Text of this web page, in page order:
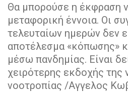
Θα μπορούσε η έκφραση
μεταφορική έννοια. Οι
τελευταίων ημερών δεν
αποτέλεσμα «κόπωσης»
μέσω πανδημίας. Είναι
χειρότερης εκδοχής της
νοοτροπίας /Αγγελος